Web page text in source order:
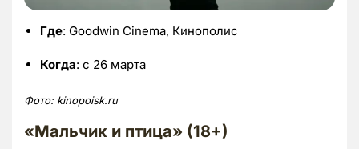
Где: Goodwin Cinema, Кинополис
Когда: с 26 марта
Фото: kinopoisk.ru
«Мальчик и птица» (18+)